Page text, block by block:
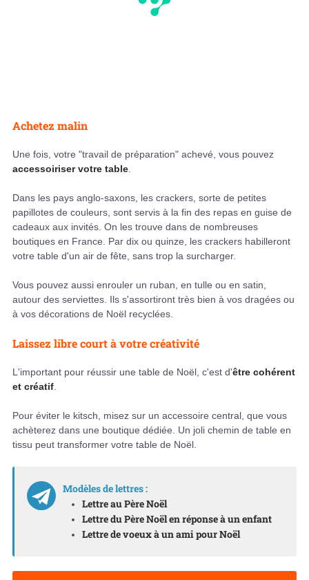
Achetez malin
Une fois, votre "travail de préparation" achevé, vous pouvez
accessoiriser votre table
Dans les pays anglo-saxons, les crackers, sorte de petites
papillotes de couleurs, sont servis à la fin des repas en guise de
cadeaux aux invités. On les trouve dans de nombreuses
boutiques en France. Par dix ou quinze, les crackers habilleront
votre table d'un air de fête, sans trop la surcharger.
Vous pouvez aussi enrouler un ruban, en tulle ou en satin,
autour des serviettes. Ils s'assortiront très bien à vos dragées ou
à vos décorations de Noël recyclées.
Laissez libre court à votre créativité
L'important pour réussir une table de Noël, c'est d'être cohérent
et créatif
Pour éviter le kitsch, misez sur un accessoire central, que vous
achèterez dans une boutique dédiée. Un joli chemin de table en
tissu peut transformer votre table de Noël.
Modèles de lettres :
Lettre au Père Noël
Lettre du Père Noël en réponse à un enfant
Lettre de voeux à un ami pour Noël